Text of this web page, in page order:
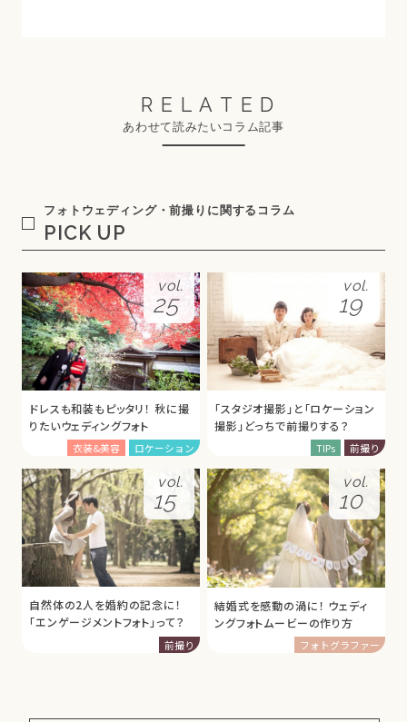
RELATED
あわせて読みたいコラム記事
フォトウェディング・前撮りに関するコラム
PICK UP
vol.
25
ドレスも和装もピッタリ！ 秋に撮
りたいウェディングフォト
衣装&美容 ロケーション
vol.
19
「スタジオ撮影」と「ロケーション
撮影」どっちで前撮りする？
TIPs 前撮り
vol.
15
自然体の2人を婚約の記念に！
「エンゲージメントフォト」って？
前撮り
vol.
10
結婚式を感動の渦に！ ウェディ
ングフォトムービーの作り方
フォトグラファー